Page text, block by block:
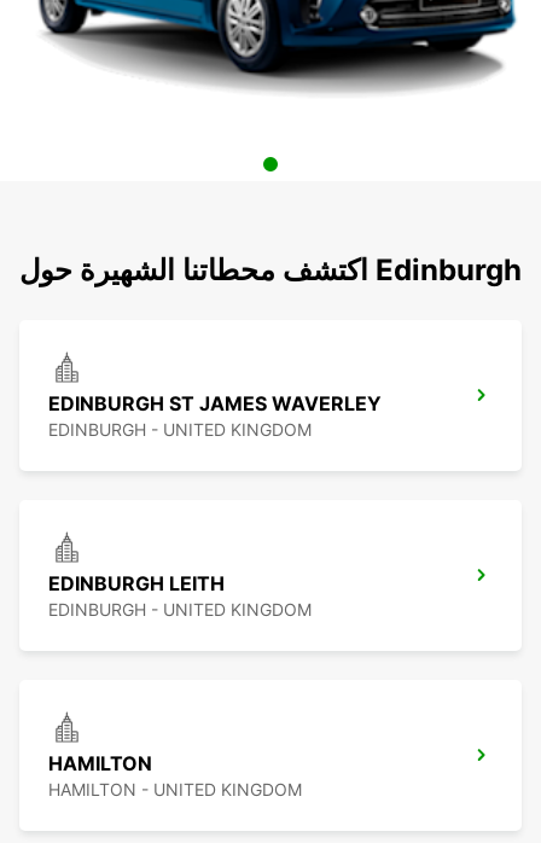
اكتشف محطاتنا الشهيرة حول Edinburgh
EDINBURGH ST JAMES WAVERLEY
EDINBURGH - UNITED KINGDOM
EDINBURGH LEITH
EDINBURGH - UNITED KINGDOM
HAMILTON
HAMILTON - UNITED KINGDOM